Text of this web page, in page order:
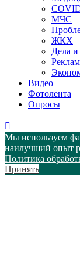
МЧС
ЖКХ
Дела
Видео
Фотолента
Опросы
Мы используем
наилучший опыт
Политика
Принять